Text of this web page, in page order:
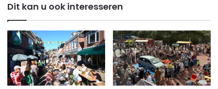
Dit kan u ook interesseren